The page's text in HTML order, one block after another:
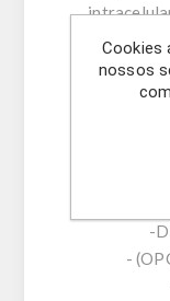
-
-
Cookies
nossos